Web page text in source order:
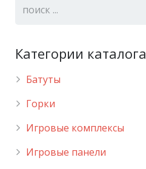
Категории каталога
Батуты
Горки
Игровые комплексы
Игровые панели